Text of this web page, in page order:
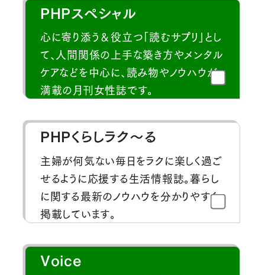
PHPスペシャル
心に寄り添う＆役立つ「読むサプリ」とし
て、人間関係の上手な築き方やメンタル
ケアなどを中心に、読み物やノウハウが
満載の月刊女性誌です。
PHPくらしラク～る
主婦が何気ない毎日をラクに楽しく過ご
せるように応援する生活情報誌。暮らし
に関する最新のノウハウを分かりやすく
掲載しています。
Voice